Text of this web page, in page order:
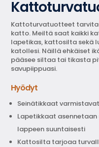
Kattoturvatuotteet
katto. Meiltä saat kaikki
lapetikas, kattosilta sekä
katollesi. Näillä ehkäiset
pääsee siltaa tai tikasta
savupiippuasi.
Hyödyt
Seinätikkaat
Lapetikkaat
lappeen suuntaisesti
Kattosilta tarjoaa